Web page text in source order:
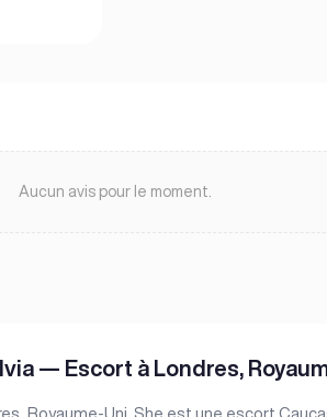
Aucun avis pour le moment.
— Escort à Londres,
Royaume-Uni. She est une escort